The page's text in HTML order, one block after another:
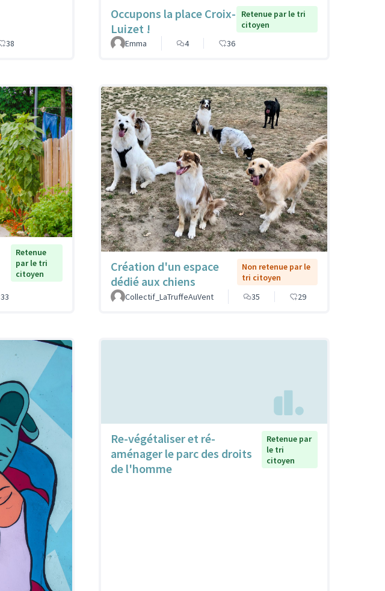
38
Occupons la place Croix-
Luizet !
Retenue par le tri
citoyen
Emma
4 36
Retenue
par le tri
citoyen
33
Création d'un espace
dédié aux chiens
Non retenue par le
tri citoyen
Collectif_LaTruffeAuVent
35 29
Re-végétaliser et ré-
aménager le parc des droits
de l'homme
Retenue par
le tri
citoyen